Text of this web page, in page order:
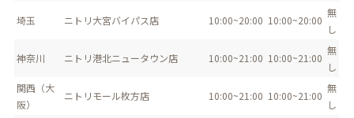
埼玉 ニトリ大宮バイパス店 10:00~20:00 10:00~20:00
無
し
神奈川 ニトリ港北ニュータウン店 10:00~21:00 10:00~21:00
無
し
関西（大
阪）
ニトリモール枚方店 10:00~21:00 10:00~21:00
無
し